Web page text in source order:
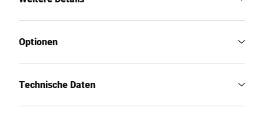
Optionen
Technische Daten